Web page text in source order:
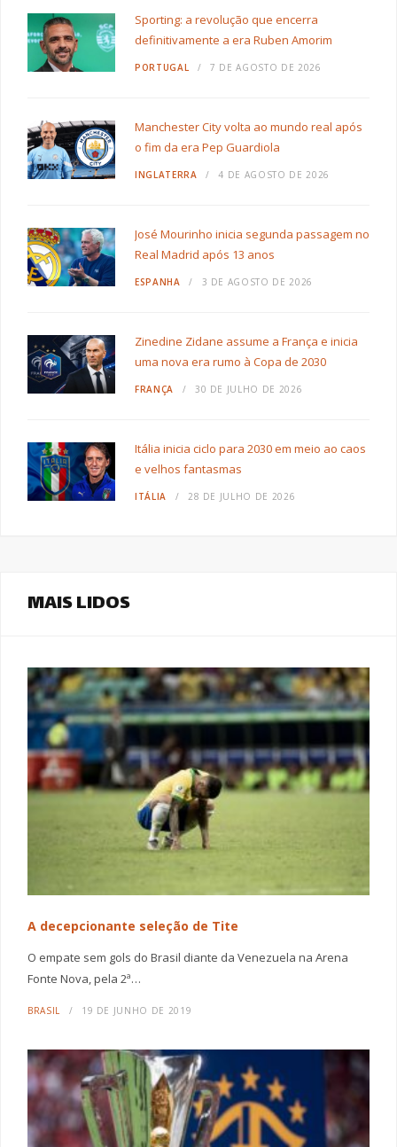
Sporting: a revolução que encerra
definitivamente a era Ruben Amorim
PORTUGAL 7 DE AGOSTO DE 2026
Manchester City volta ao mundo real após
o fim da era Pep Guardiola
INGLATERRA 4 DE AGOSTO DE 2026
José Mourinho inicia segunda passagem no
Real Madrid após 13 anos
ESPANHA 3 DE AGOSTO DE 2026
Zinedine Zidane assume a França e inicia
uma nova era rumo à Copa de 2030
FRANÇA 30 DE JULHO DE 2026
Itália inicia ciclo para 2030 em meio ao caos
e velhos fantasmas
ITÁLIA 28 DE JULHO DE 2026
MAIS LIDOS
A decepcionante seleção de Tite
O empate sem gols do Brasil diante da Venezuela na Arena
Fonte Nova, pela 2ª…
BRASIL 19 DE JUNHO DE 2019